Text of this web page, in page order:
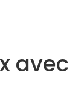
avec